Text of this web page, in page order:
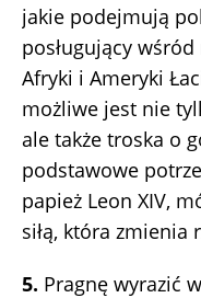
jakie podejmują
posługujący
Afryki i Ameryki
możliwe jest nie
ale także troska o
podstawowe
papież Leon XIV,
siłą, która zmienia
5. Pragnę wyrazić